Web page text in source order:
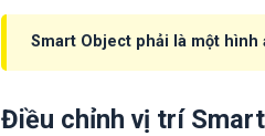
Smart Object phải là một hình
Điều chỉnh vị trí